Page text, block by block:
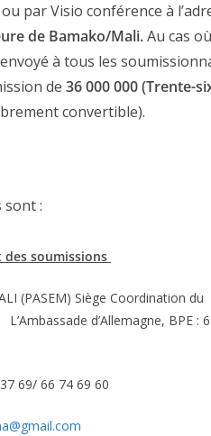
par Visio conférence à
de Bamako/Mali.Au cas où
à tous les
de 36 000 000 (Trente-
convertible).
sont :
des soumissions
(PASEM) Siège Coordination du
d’Allemagne, BPE :
69/ 66 74 69 60